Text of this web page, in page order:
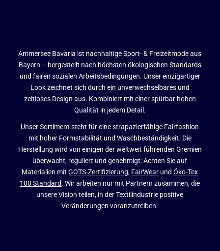
Ammersee Bavaria ist nachhaltige Sport- & Freizeitmode aus
Bayern – hergestellt nach höchsten ökologischen Standards
und fairen sozialen Arbeitsbedingungen. Unser einzigartiger
Look zeichnet sich durch ein unverwechselbares und
zeitloses Design aus. Kombiniert mit einer spürbar hohen
Qualität in jedem Detail.
Unser Sortiment steht für eine strapazierfähige Fairfashion
mit hoher Formstabilität und Waschbeständigkeit. Die
Herstellung wird von einigen der weltweit führenden Gremien
überwacht, reguliert und genehmigt: Achten Sie auf
Materialien mitGOTS-Zertifizierung, FairWear undÖko-Tex
100 Standard. Wir arbeiten nur mit Partnern zusammen, die
unsere Vision teilen, in der Textilindustrie positive
Veränderungen voranzutreiben.